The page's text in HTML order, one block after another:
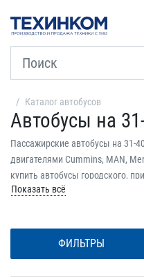
Каталог автобусов
Автобусы на
Показать всё
Пассажирские автобусы на 31-
двигателями Cummins, MAN,
купить автобусы городского,
туристического и школьного
желтый, зеленый,
транспорт предоставляется
ФИЛЬТРЫ